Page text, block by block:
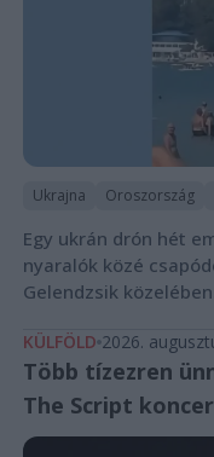
Ukrajna Oroszország
Egy ukrán drón hét
nyaralók közé
Gelendzsik közelében.
KÜLFÖLD 2026.
Több tízezren
The Script